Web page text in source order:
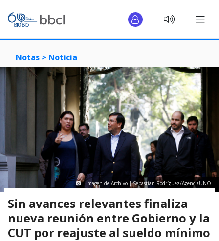
Notas > Noticia
Imagen de Archivo | Sebastian Rodríguez/AgenciaUNO
Sin avances relevantes finaliza
nueva reunión entre Gobierno y la
CUT por reajuste al sueldo mínimo